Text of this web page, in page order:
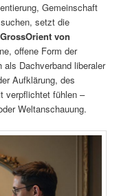
Gemeinschaft
setzt die
von
offene Form der
als Dachverband liberaler
Aufklärung, des
verpflichtet fühlen –
Weltanschauung.